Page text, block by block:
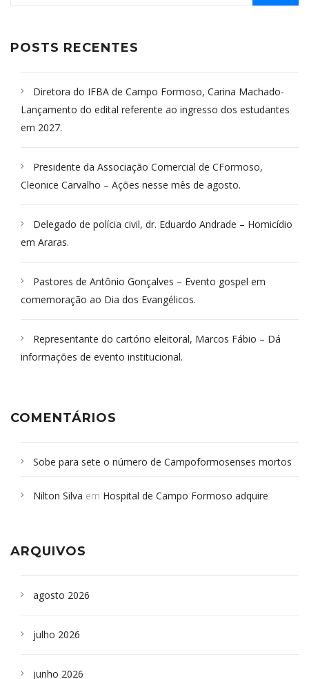
POSTS RECENTES
Diretora do IFBA de Campo Formoso, Carina Machado-
Lançamento do edital referente ao ingresso dos estudantes
em 2027.
Presidente da Associação Comercial de CFormoso,
Cleonice Carvalho – Ações nesse mês de agosto.
Delegado de polícia civil, dr. Eduardo Andrade – Homicídio
em Araras.
Pastores de Antônio Gonçalves – Evento gospel em
comemoração ao Dia dos Evangélicos.
Representante do cartório eleitoral, Marcos Fábio – Dá
informações de evento institucional.
COMENTÁRIOS
Sobe para sete o número de Campoformosenses mortos
Campoformosenses que morreram em desabamentos são
Nilton Silva em Hospital de Campo Formoso adquire
ARQUIVOS
agosto 2026
julho 2026
junho 2026